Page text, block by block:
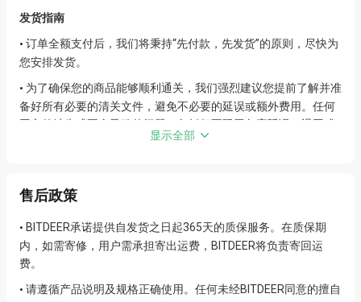
发货指南
• 订单全额支付后，我们将秉持“先付款，先发货”的原则，尽快为
您安排发货。
• 为了确保您的商品能够顺利通关，我们强烈建议您提前了解并准
备好所有必要的清关文件，避免不必要的延误或额外费用。任何
因文件缺失或不全导致的问题，包括但不限于包裹延误、退回或
额外收费，我们不承担责任。
高质量的产品，但图片可能因拍摄角度、光线等因素与实物存在
细微差异。
快速支持
•我们重视每一位客户的体验，若您在使用过程中遇到任何问题，
请首先查阅我们的常见问题解答，请 点击这里。
显示全部
售后政策
• BITDEER承诺提供自发货之日起365天的质保服务。在质保期
内，如需寄修，用户需承担寄出运费，BITDEER将负责寄回运
费。
• 请遵循产品说明及规格正确使用。任何未经BITDEER同意的擅自